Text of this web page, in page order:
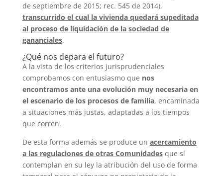
de septiembre de 2015; rec. 545 de 2014),
transcurrido el cual la vivienda quedará supeditada
al proceso de liquidación de la sociedad de
gananciales.
¿Qué nos depara el futuro?
A la vista de los criterios jurisprudenciales
comprobamos con entusiasmo que nos
encontramos ante una evolución muy necesaria en
el escenario de los procesos de familia, encaminada
a situaciones más justas, adaptadas a los tiempos
que corren.
De esta forma además se produce un acercamiento
a las regulaciones de otras Comunidadesque sí
contemplan en su ley la atribución del uso de forma